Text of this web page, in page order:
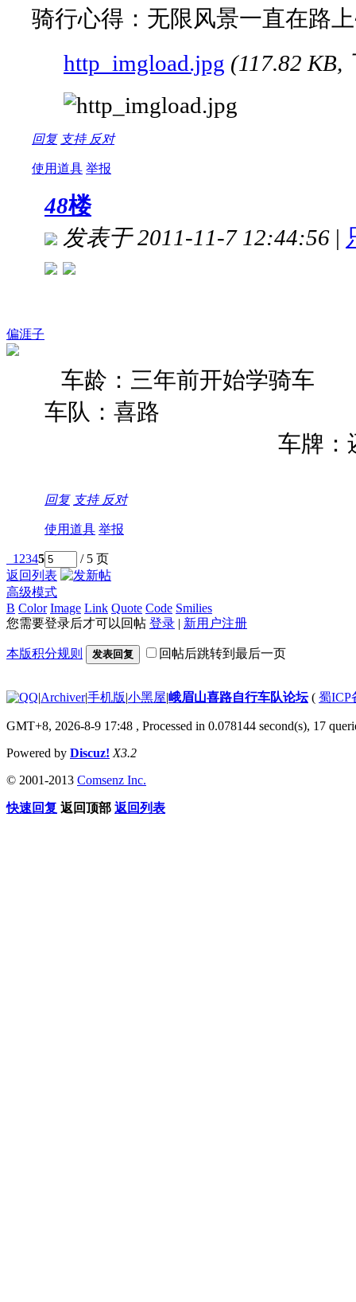
骑行心得：无限风景一直在路
http_imgload.jpg (117.82 KB,
回复 支持 反对
使用道具 举报
偏涯子
48楼
发表于 2011-11-7 12:44:56 |
车龄：三年前开始学骑车
车队：喜路
车牌：还
回复 支持 反对
使用道具 举报
1 2345
/ 5 页
返回列表
高级模式
B Color Image Link Quote Code Smilies
您需要登录后才可以回帖 登录 | 新用户注册
本版积分规则 发表回复 回帖后跳转到最后一页
|Archiver|手机版|小黑屋|峨眉山喜路自行车队论坛( 蜀ICP
GMT+8, 2026-8-9 17:48 , Processed in 0.078144 second(s), 17
Powered by Discuz! X3.2
© 2001-2013 Comsenz Inc.
快速回复 返回顶部 返回列表